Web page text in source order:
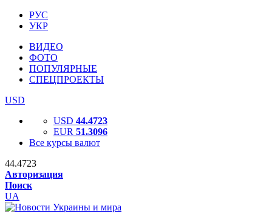
РУС
УКР
ВИДЕО
ФОТО
ПОПУЛЯРНЫЕ
СПЕЦПРОЕКТЫ
USD
USD 44.4723
EUR 51.3096
Все курсы валют
44.4723
Авторизация
Поиск
UA